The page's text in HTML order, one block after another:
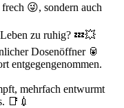
😜, sondern auch
zu ruhig? 💤💥
Dosenöffner 🥫
entgegengenommen.
mehrfach entwurmt
📑💉